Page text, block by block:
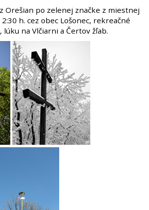
Orešian po zelenej značke z miestnej
h. cez obec Lošonec, rekreačné
na Vlčiarni a Čertov žľab.